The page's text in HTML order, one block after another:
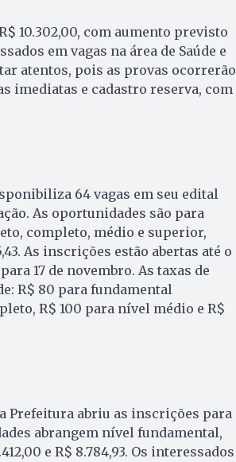
10.302,00, com aumento previsto
em vagas na área de Saúde e
atentos, pois as provas ocorrerão
imediatas e cadastro reserva, com
64 vagas em seu edital
As oportunidades são para
completo, médio e superior,
As inscrições estão abertas até o
17 de novembro. As taxas de
R$ 80 para fundamental
R$ 100 para nível médio e R$
Prefeitura abriu as inscrições para
abrangem nível fundamental,
e R$ 8.784,93. Os interessados